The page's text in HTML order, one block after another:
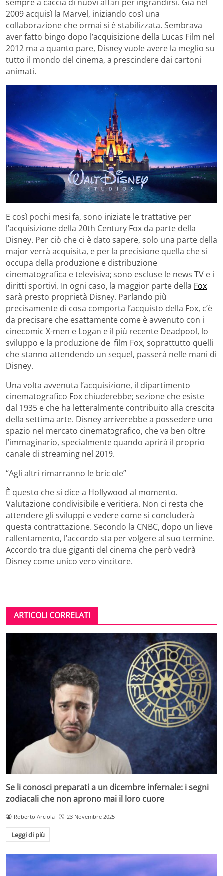
sempre a caccia di nuovi affari per ingrandirsi. Già nel
2009 acquisì la Marvel, iniziando così una
collaborazione che ormai si è stabilizzata. Sembrava
aver fatto bingo dopo l’acquisizione della Lucas Film nel
2012 ma a quanto pare, Disney vuole avere la meglio su
tutto il mondo del cinema, a prescindere dai cartoni
animati.
E così pochi mesi fa, sono iniziate le trattative per
l’acquisizione della 20th Century Fox da parte della
Disney. Per ciò che ci è dato sapere, solo una parte della
major verrà acquisita, e per la precisione quella che si
occupa della produzione e distribuzione
cinematografica e televisiva; sono escluse le news TV e i
diritti sportivi. In ogni caso, la maggior parte della Fox
sarà presto proprietà Disney. Parlando più
precisamente di cosa comporta l’acquisto della Fox, c’è
da precisare che esattamente come è avvenuto con i
cinecomic X-men e Logan e il più recente Deadpool, lo
sviluppo e la produzione dei film Fox, soprattutto quelli
che stanno attendendo un sequel, passerà nelle mani di
Disney.
Una volta avvenuta l’acquisizione, il dipartimento
cinematografico Fox chiuderebbe; sezione che esiste
dal 1935 e che ha letteralmente contribuito alla crescita
della settima arte. Disney arriverebbe a possedere uno
spazio nel mercato cinematografico, che va ben oltre
l’immaginario, specialmente quando aprirà il proprio
canale di streaming nel 2019.
“Agli altri rimarranno le briciole”
È questo che si dice a Hollywood al momento.
Valutazione condivisibile e veritiera. Non ci resta che
attendere gli sviluppi e vedere come si concluderà
questa contrattazione. Secondo la CNBC, dopo un lieve
rallentamento, l’accordo sta per volgere al suo termine.
Accordo tra due giganti del cinema che però vedrà
Disney come unico vero vincitore.
ARTICOLI CORRELATI
Se li conosci preparati a un dicembre infernale: i segni
zodiacali che non aprono mai il loro cuore
Roberto Arciola 23 Novembre 2025
Leggi di più